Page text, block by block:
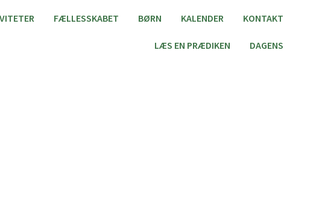
FÆLLESSKABET BØRN KALENDER KONTAKT
LÆS EN PRÆDIKEN DAGENS